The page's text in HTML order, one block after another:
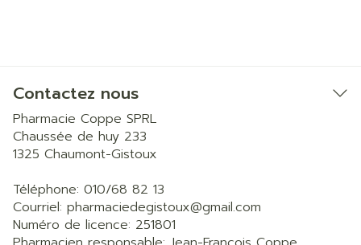
Contactez nous
Pharmacie Coppe SPRL
Chaussée de huy 233
1325 Chaumont-Gistoux
Téléphone: 010/68 82 13
Courriel: pharmaciedegistoux@gmail.com
Numéro de licence: 251801